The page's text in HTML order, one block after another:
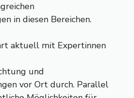
in diesen Bereichen.
aktuell mit Expertinnen
und
vor Ort durch. Parallel